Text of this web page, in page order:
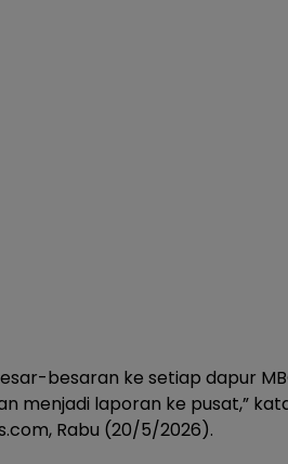
besaran ke setiap dapur
menjadi laporan ke pusat,”
Rabu (20/5/2026).